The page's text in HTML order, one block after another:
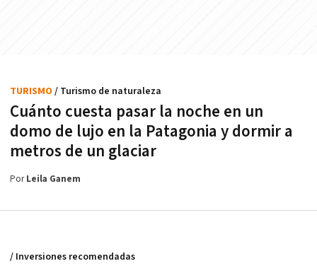
Cuánto cuesta pasar la noche en un
domo de lujo en la Patagonia y dormir a
metros de un glaciar
TURISMO / Turismo de naturaleza
PorLeila Ganem
/ Inversiones recomendadas